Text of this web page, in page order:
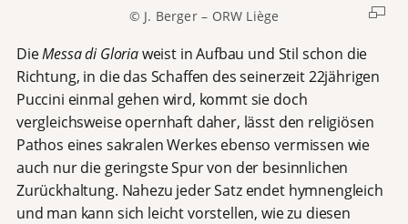
© J. Berger – ORW Liège
DieMessa di Gloriaweist in Aufbau und Stil schon die
Richtung, in die das Schaffen des seinerzeit 22jährigen
Puccini einmal gehen wird, kommt sie doch
vergleichsweise opernhaft daher, lässt den religiösen
Pathos eines sakralen Werkes ebenso vermissen wie
auch nur die geringste Spur von der besinnlichen
Zurückhaltung. Nahezu jeder Satz endet hymnengleich
und man kann sich leicht vorstellen, wie zu diesen